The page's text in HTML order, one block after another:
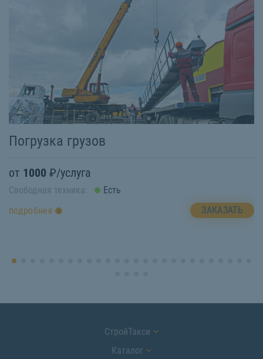
Погрузка грузов
от 1000 ₽/услуга
Свободная техника:
Есть
подробнее
ЗАКАЗАТЬ
СтройТакси
Каталог